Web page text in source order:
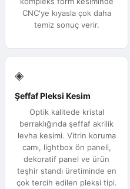
CNC'ye kıyasla çok daha
temiz sonuç verir.
◈
Şeffaf Pleksi Kesim
Optik kalitede kristal
berraklığında şeffaf akrilik
levha kesimi. Vitrin koruma
camı, lightbox ön paneli,
dekoratif panel ve ürün
teşhir standı üretiminde en
çok tercih edilen pleksi tipi.